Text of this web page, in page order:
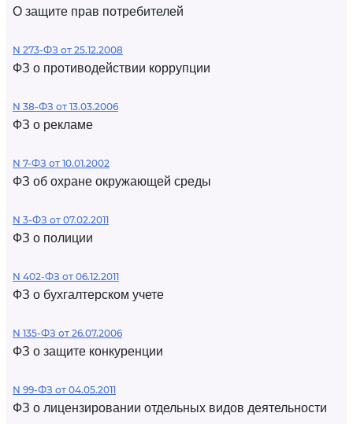
О защите прав потребителей
N 273-ФЗ от 25.12.2008
ФЗ о противодействии коррупции
N 38-ФЗ от 13.03.2006
ФЗ о рекламе
N 7-ФЗ от 10.01.2002
ФЗ об охране окружающей среды
N 3-ФЗ от 07.02.2011
ФЗ о полиции
N 402-ФЗ от 06.12.2011
ФЗ о бухгалтерском учете
N 135-ФЗ от 26.07.2006
ФЗ о защите конкуренции
N 99-ФЗ от 04.05.2011
ФЗ о лицензировании отдельных видов деятельности